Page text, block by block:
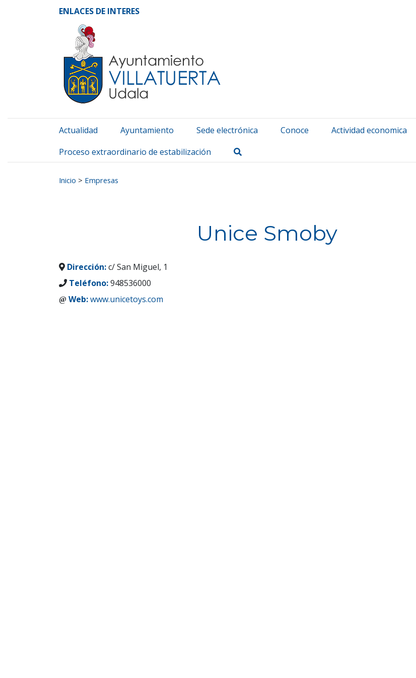
Ayuntamiento de Villatuerta Udala
ENLACES DE INTERES
Actualidad Ayuntamiento Sede electrónica Conoce Actividad economica
Proceso extraordinario de estabilización
Inicio > Empresas
Unice Smoby
Dirección:c/ San Miguel, 1
Teléfono:948536000
Web:www.unicetoys.com